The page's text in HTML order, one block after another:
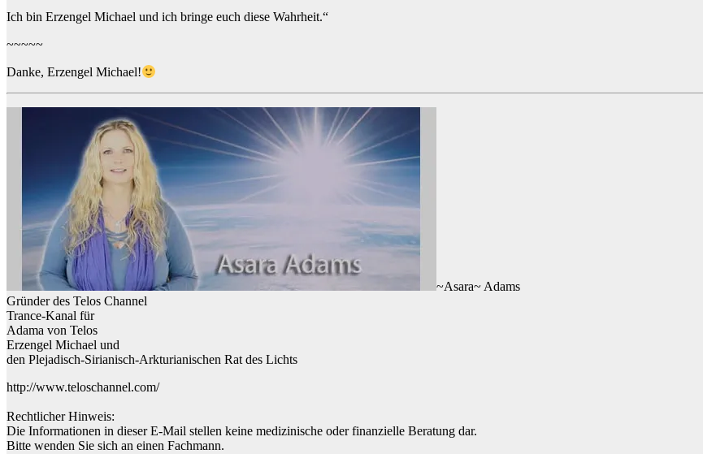
Ich bin Erzengel Michael und ich bringe euch diese Wahrheit.“
~~~~~
Danke, Erzengel Michael!
~Asara~ Adams
Gründer des Telos Channel
Trance-Kanal für
Adama von Telos
Erzengel Michael und
den Plejadisch-Sirianisch-Arkturianischen Rat des Lichts
http://www.teloschannel.com/
Rechtlicher Hinweis:
Die Informationen in dieser E-Mail stellen keine medizinische oder finanzielle Beratung dar.
Bitte wenden Sie sich an einen Fachmann.